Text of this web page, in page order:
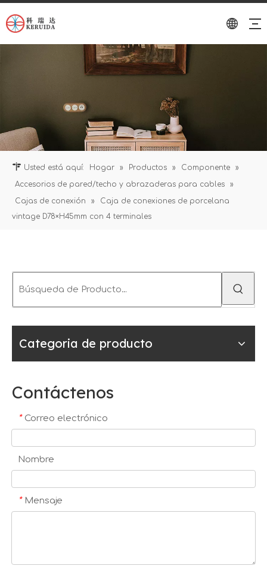
Usted está aquí: Hogar » Productos » Componente
»
Accesorios de pared/techo y abrazaderas para cables
»
Cajas de conexión
»
Caja de conexiones de porcelana
vintage D78×H45mm con 4 terminales
Categoria de producto
Contáctenos
* Correo electrónico
Nombre
* Mensaje